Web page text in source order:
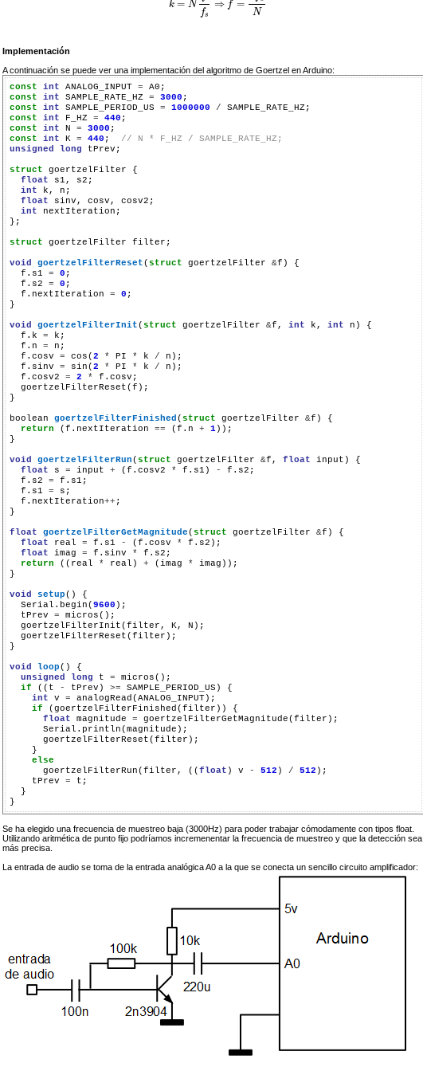
k = N
fs
⇒ f =
N
k= Nffs ⇒f= k sN
Implementación
A continuación se puede ver una implementación del algoritmo de Goertzel en Arduino:
const
int ANALOG_INPUT =
const
int SAMPLE_RATE_HZ = 3000
const
int SAMPLE_PERIOD_US = 1000000 /
const
int F_HZ = 440
const
int N = 3000
const
int K = 440 ; // N * F_HZ / SAMPLE_RATE_HZ;
unsigned
long tPrev;
struct
goertzelFilter {
float
s1, s2;
int
k, n;
float
sinv, cosv, cosv2;
int
nextIteration;
};
struct goertzelFilter filter;
void goertzelFilterReset( struct goertzelFilter &f) {
  f.s1
= 0 ;
  f.s2
= 0 ;
  f.nextIteration
= 0 ;
}
void goertzelFilterInit( struct goertzelFilter &f, int k, int
n) {
  f.k
=
k;
  f.n
=
n;
  f.cosv
= cos(2 * PI * k /
n);
  f.sinv
= sin(2 * PI * k /
n);
  f.cosv2
= 2 *
f.cosv;
  goertzelFilterReset(f);
}
boolean goertzelFilterFinished ( struct goertzelFilter &f) {
return
(f.nextIteration == (f.n + 1));
}
void goertzelFilterRun( struct goertzelFilter &f, float
input) {
float
s = input + (f.cosv2 * f.s1) -
f.s2;
  f.s2
=
f.s1;
  f.s1
=
s;
  f.nextIteration
++ ;
}
float goertzelFilterGetMagnitude( struct goertzelFilter &f) {
float
real = f.s1 - (f.cosv *
f.s2);
float
imag = f.sinv *
f.s2;
return
((real * real) + (imag *
imag));
}
void setup() {
  Serial.begin(
9600 );
  tPrev
=
micros();
  goertzelFilterInit(filter, K, N);
  goertzelFilterReset(filter);
}
void loop() {
unsigned
long t =
micros();
if
((t - tPrev) >=
SAMPLE_PERIOD_US) {
int
v =
analogRead(ANALOG_INPUT);
if
(goertzelFilterFinished(filter)) {
float
magnitude =
goertzelFilterGetMagnitude(filter);
      Serial.println(magnitude);
      goertzelFilterReset(filter);
    }
else
      goertzelFilterRun(filter, ((
float ) v - 512 ) / 512 );
    tPrev
=
t;
  }
Se ha elegido una frecuencia de muestreo baja (3000Hz) para poder trabajar cómodamente con tipos float.
Utilizando aritmética de punto fijo podríamos incremenentar la frecuencia de muestreo y que la detección sea
más precisa.
La entrada de audio se toma de la entrada analógica A0 a la que se conecta un sencillo circuito amplificador: